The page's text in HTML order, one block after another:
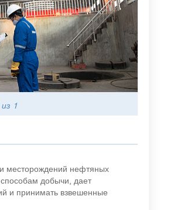
1
месторождений нефтяных
добычи, дает
и принимать взвешенные